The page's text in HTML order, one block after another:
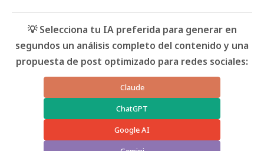
💡 Selecciona tu IA preferida para generar en
segundos un análisis completo del contenido y una
propuesta de post optimizado para redes sociales:
Claude
ChatGPT
Google AI